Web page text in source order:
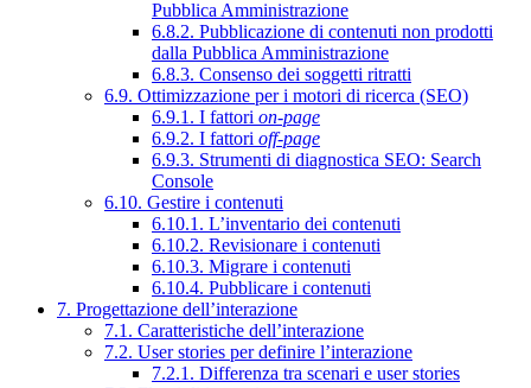
Pubblica Amministrazione
6.8.2. Pubblicazione di contenuti non prodotti
dalla Pubblica Amministrazione
6.8.3. Consenso dei soggetti ritratti
6.9. Ottimizzazione per i motori di ricerca (SEO)
6.9.1. I fattori on-page
6.9.2. I fattori off-page
6.9.3. Strumenti di diagnostica SEO: Search
Console
6.10. Gestire i contenuti
6.10.1. L’inventario dei contenuti
6.10.2. Revisionare i contenuti
6.10.3. Migrare i contenuti
6.10.4. Pubblicare i contenuti
7. Progettazione dell’interazione
7.1. Caratteristiche dell’interazione
7.2. User stories per definire l’interazione
7.2.1. Differenza tra scenari e user stories